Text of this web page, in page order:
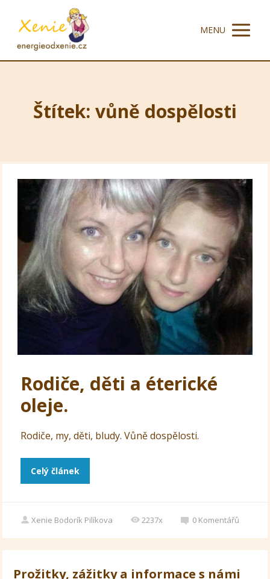
MENU
Štítek: vůně dospělosti
Rodiče, děti a éterické
oleje.
Rodiče, my, děti, bludy. Vůně dospělosti.
Celý článek
Xenie Bodorík Pilíkova 2237x 0 Komentářů
Prožitky, zážitky a informace s námi